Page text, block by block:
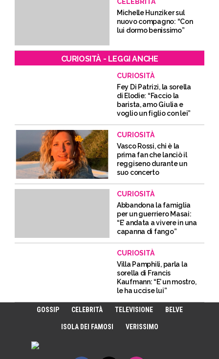
Michelle Hunziker sul
nuovo compagno: “Con
lui dormo benissimo”
CURIOSITÀ - LEGGI ANCHE
CURIOSITÀ
Fey Di Patrizi, la sorella
di Elodie: “Faccio la
barista, amo Giulia e
voglio un figlio con lei”
CURIOSITÀ
Vasco Rossi, chi è la
prima fan che lanciò il
reggiseno durante un
suo concerto
CURIOSITÀ
Abbandona la famiglia
per un guerriero Masai:
“E’ andata a vivere in una
capanna di fango”
CURIOSITÀ
Villa Pamphili, parla la
sorella di Francis
Kaufmann: “E’ un mostro,
le ha uccise lui”
GOSSIP CELEBRITÀ TELEVISIONE BELVE
ISOLA DEI FAMOSI VERISSIMO